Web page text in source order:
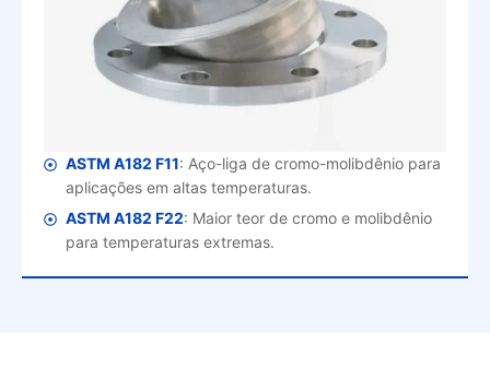
ASTM A182 F11: Aço-liga de cromo-molibdênio para
aplicações em altas temperaturas.
ASTM A182 F22: Maior teor de cromo e molibdênio
para temperaturas extremas.